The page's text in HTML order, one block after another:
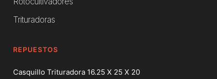
Trituradoras
REPUESTOS
Casquillo Trituradora 16.25 X 25 X 20